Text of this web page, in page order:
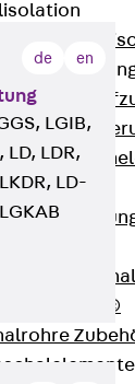
Zurück
RAPIDOBAT®
de en
LGIB,
LD, LDR,
LD-